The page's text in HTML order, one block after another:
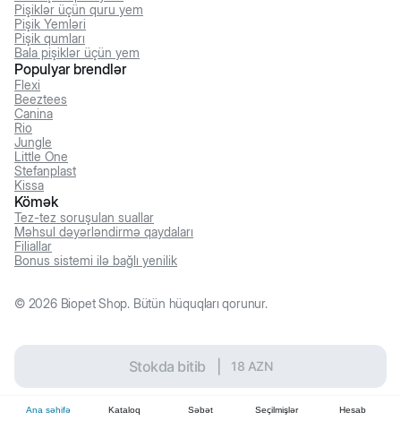
Stokda bitib 18 AZN
Pişiklər üçün quru yem
Pişik Yemləri
Pişik qumları
Bala pişiklər üçün yem
Populyar brendlər
Flexi
Beeztees
Canina
Rio
Jungle
Little One
Stefanplast
Kissa
Kömək
Tez-tez soruşulan suallar
Məhsul dəyərləndirmə qaydaları
Filiallar
Bonus sistemi ilə bağlı yenilik
© 2026Biopet Shop. Bütün hüquqları qorunur.
Ana səhifə Kataloq Səbət Seçilmişlər Hesab